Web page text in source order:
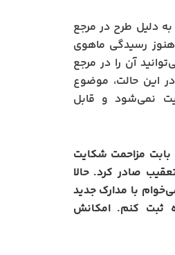
دلیل طرح در مرجع
رسیدگی ماهوی
آن را در مرجع
این حالت، موضوع
نمی‌شود و قابل
بابت مزاحمت شکایت
صادر کرد. حالا
با مدارک جدید
ثبت کنم. امکانش